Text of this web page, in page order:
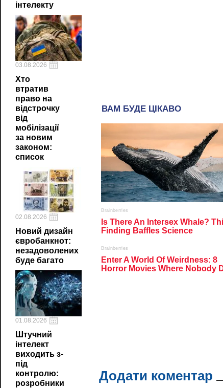
інтелекту
03.08.2026
Хто
втратив
право на
відстрочку
від
мобілізації
за новим
законом:
список
02.08.2026
Новий дизайн
євробанкнот:
незадоволених
буде багато
01.08.2026
Штучний
інтелект
виходить з-
під
контролю:
розробники
Додати коментар